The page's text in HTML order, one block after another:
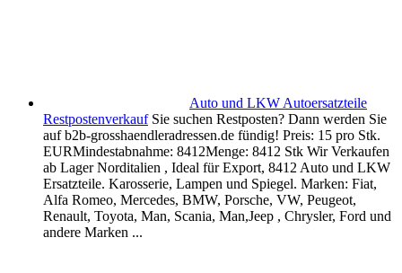
Auto und LKW Autoersatzteile
Restpostenverkauf Sie suchen Restposten? Dann werden Sie
auf b2b-grosshaendleradressen.de fündig! Preis: 15 pro Stk.
EURMindestabnahme: 8412Menge: 8412 Stk Wir Verkaufen
ab Lager Norditalien , Ideal für Export, 8412 Auto und LKW
Ersatzteile. Karosserie, Lampen und Spiegel. Marken: Fiat,
Alfa Romeo, Mercedes, BMW, Porsche, VW, Peugeot,
Renault, Toyota, Man, Scania, Man,Jeep , Chrysler, Ford und
andere Marken ...